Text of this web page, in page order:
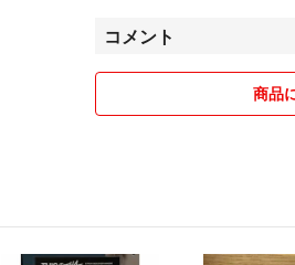
品も載せています。）
『出品しているデザイン、
事可能です◉お値段は300円
コメント
商品